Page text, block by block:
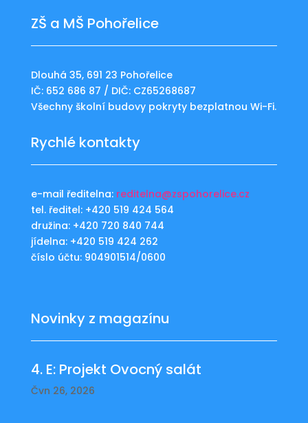
ZŠ a MŠ Pohořelice
Dlouhá 35, 691 23 Pohořelice
IČ: 652 686 87 / DIČ: CZ65268687
Všechny školní budovy pokryty bezplatnou Wi-Fi.
Rychlé kontakty
e-mail ředitelna: reditelna@zspohorelice.cz
tel. ředitel: +420 519 424 564
družina: +420 720 840 744
jídelna: +420 519 424 262
číslo účtu: 904901514/0600
Novinky z magazínu
4. E: Projekt Ovocný salát
Čvn 26, 2026